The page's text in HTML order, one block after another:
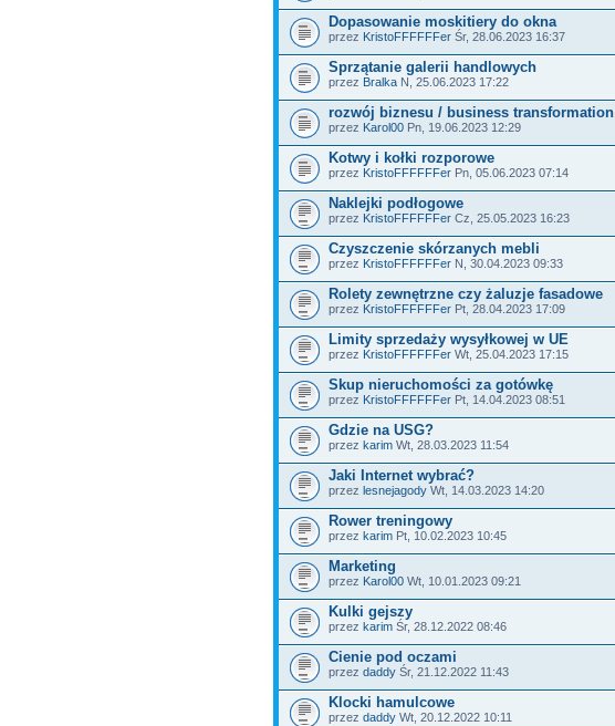
Dopasowanie moskitiery do okna
przez KristoFFFFFFer Śr, 28.06.2023 16:37
Sprzątanie galerii handlowych
przez Bralka N, 25.06.2023 17:22
rozwój biznesu / business transformation
przez Karol00 Pn, 19.06.2023 12:29
Kotwy i kołki rozporowe
przez KristoFFFFFFer Pn, 05.06.2023 07:14
Naklejki podłogowe
przez KristoFFFFFFer Cz, 25.05.2023 16:23
Czyszczenie skórzanych mebli
przez KristoFFFFFFer N, 30.04.2023 09:33
Rolety zewnętrzne czy żaluzje fasadowe
przez KristoFFFFFFer Pt, 28.04.2023 17:09
Limity sprzedaży wysyłkowej w UE
przez KristoFFFFFFer Wt, 25.04.2023 17:15
Skup nieruchomości za gotówkę
przez KristoFFFFFFer Pt, 14.04.2023 08:51
Gdzie na USG?
przez karim Wt, 28.03.2023 11:54
Jaki Internet wybrać?
przez lesnejagody Wt, 14.03.2023 14:20
Rower treningowy
przez karim Pt, 10.02.2023 10:45
Marketing
przez Karol00 Wt, 10.01.2023 09:21
Kulki gejszy
przez karim Śr, 28.12.2022 08:46
Cienie pod oczami
przez daddy Śr, 21.12.2022 11:43
Klocki hamulcowe
przez daddy Wt, 20.12.2022 10:11